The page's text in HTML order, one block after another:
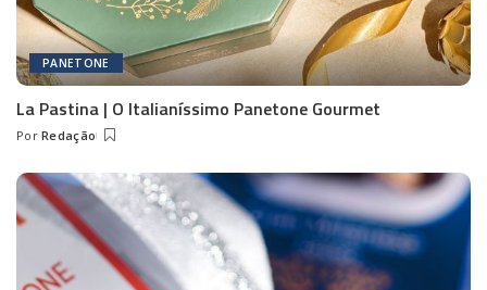
PANETONE
La Pastina | O Italianíssimo Panetone Gourmet
Posted
Por Redação